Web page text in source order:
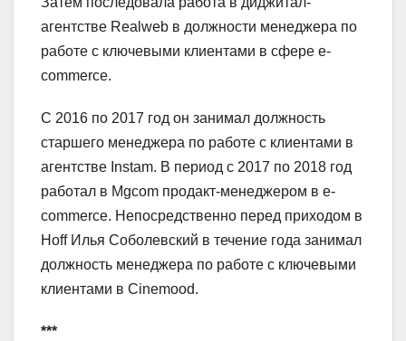
агентстве Realweb в должности менеджера по
работе с ключевыми клиентами в сфере e-
commerce.
С 2016 по 2017 год он занимал должность
старшего менеджера по работе с клиентами в
агентстве Instam. В период с 2017 по 2018 год
работал в Mgcom продакт-менеджером в e-
commerce. Непосредственно перед приходом в
Hoff Илья Соболевский в течение года занимал
должность менеджера по работе с ключевыми
клиентами в Cinemood.
***